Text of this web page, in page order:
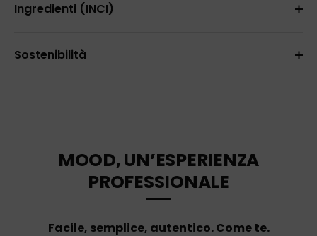
Ingredienti (INCI)
Sostenibilità
MOOD, UN’ESPERIENZA
PROFESSIONALE
Facile, semplice, autentico. Come te.